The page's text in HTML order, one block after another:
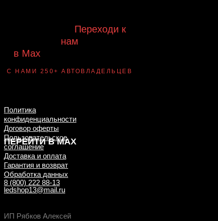
Переходи к
нам
в Max
С НАМИ 250+ АВТОВЛАДЕЛЬЦЕВ
ПЕРЕЙТИ В MAX
Будь в курсе выгодных предложений,
Политика
конфиденциальности
Договор оферты
Пользовательское
соглашение
Доставка и оплата
Гарантия и возврат
Обработка данных
8 (800) 222 88-13
ledshop13@mail.ru
ИП Рябков Алексей